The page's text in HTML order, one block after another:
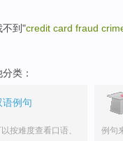
不到"credit card fraud
类：
语例句
按难度查看口语、
例句